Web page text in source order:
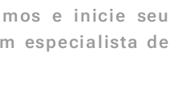
e inicie seu
especialista de